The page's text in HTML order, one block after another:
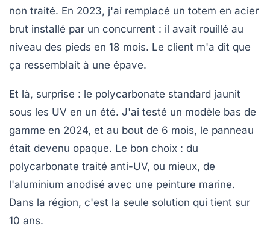
non traité. En 2023, j'ai remplacé un totem en acier
brut installé par un concurrent : il avait rouillé au
niveau des pieds en 18 mois. Le client m'a dit que
ça ressemblait à une épave.
Et là, surprise : le polycarbonate standard jaunit
sous les UV en un été. J'ai testé un modèle bas de
gamme en 2024, et au bout de 6 mois, le panneau
était devenu opaque. Le bon choix : du
polycarbonate traité anti-UV, ou mieux, de
l'aluminium anodisé avec une peinture marine.
Dans la région, c'est la seule solution qui tient sur
10 ans.